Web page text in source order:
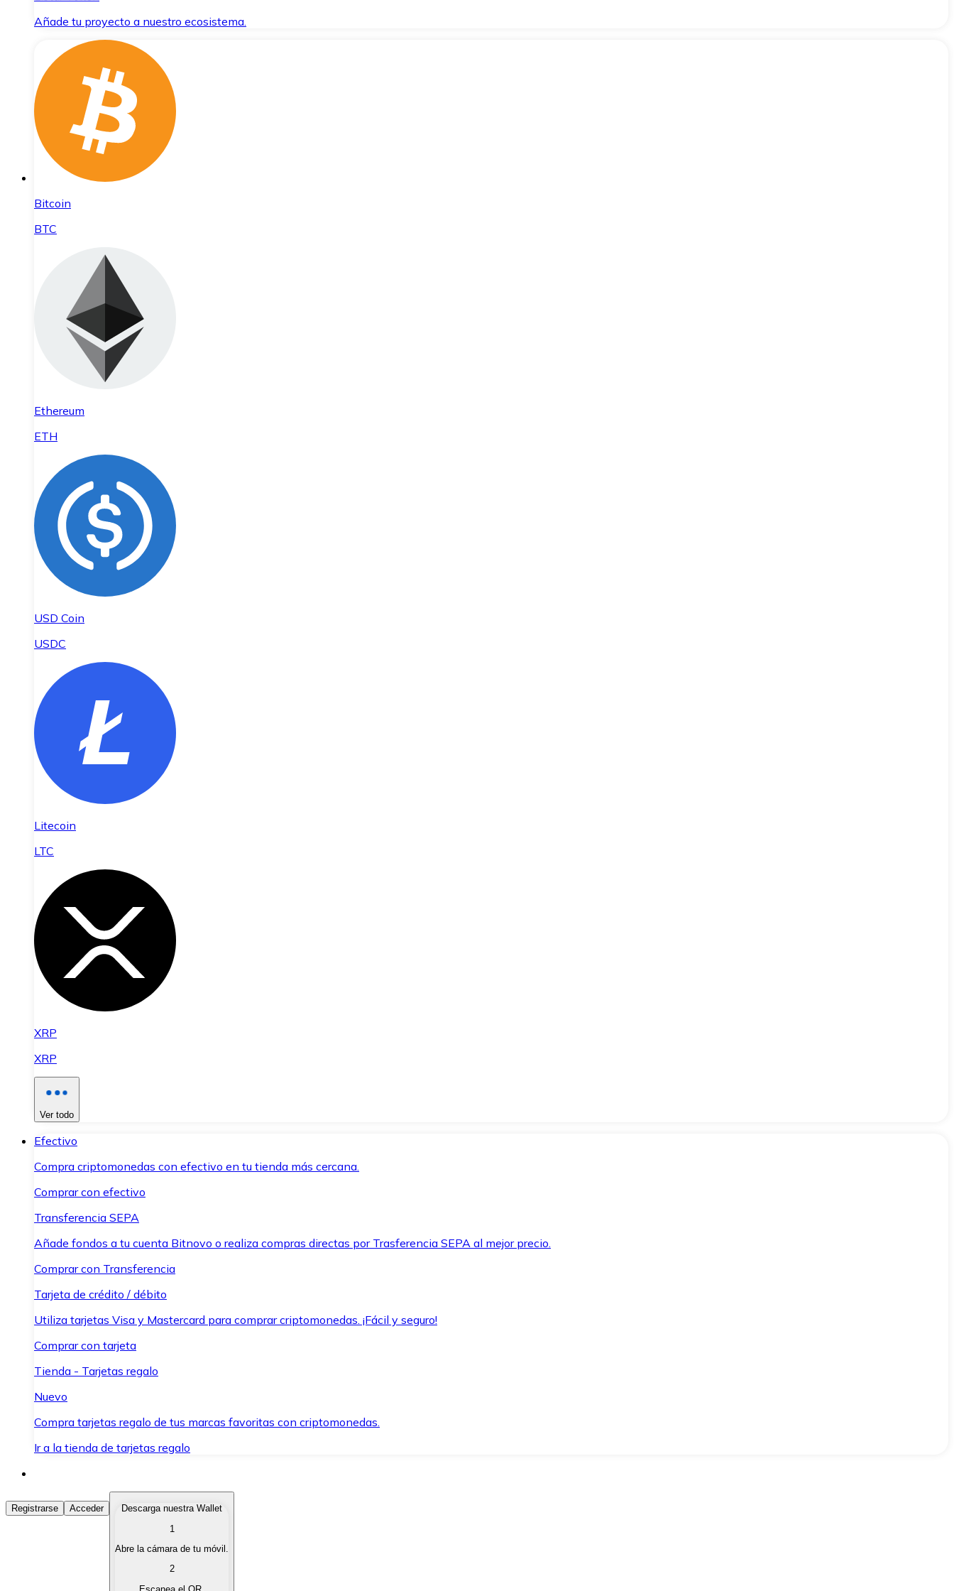
Añade tu proyecto a nuestro ecosistema.
Bitcoin
BTC
Ethereum
ETH
USD Coin
USDC
Litecoin
LTC
XRP
XRP
Ver todo
Efectivo
Compra criptomonedas con efectivo en tu tienda más cercana.
Comprar con efectivo
Transferencia SEPA
Añade fondos a tu cuenta Bitnovo o realiza compras directas por Trasferencia SEPA al mejor precio.
Comprar con Transferencia
Tarjeta de crédito / débito
Utiliza tarjetas Visa y Mastercard para comprar criptomonedas. ¡Fácil y seguro!
Comprar con tarjeta
Tienda - Tarjetas regalo
Nuevo
Compra tarjetas regalo de tus marcas favoritas con criptomonedas.
Ir a la tienda de tarjetas regalo
Comprar Criptomonedas
Compra criptomonedas con diferentes métodos de pago.
Vende tus criptomonedas de forma rápida y segura.
Registrarse Acceder
Descarga nuestra Wallet
1
Abre la cámara de tu móvil.
2